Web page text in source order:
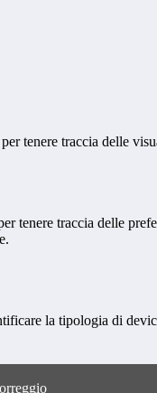
tenere traccia delle
tenere traccia delle
la tipologia di